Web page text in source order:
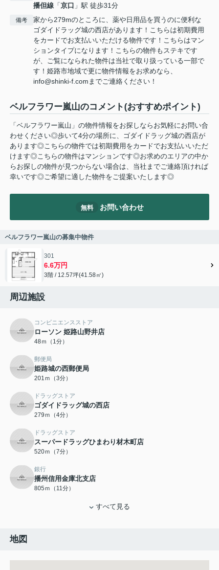
播但線 「京口 」駅 徒歩31分
備考
家から279mのところに、薬や日用品を買うのに便利な
ゴダイドラッグ城の西店があります！こちらは初期費用
をカードでお支払いいただける物件です！こちらはマン
ションタイプになります！こちらの物件もステキです
が、ご覧になられた物件は当社で取り扱っている一部で
す！姫路市地域で更に物件情報をお求めなら、
info@shinki-f.comまでご連絡ください！
ベルフラワー嵐山のコメント(おすすめポイント)
「ベルフラワー嵐山」の物件情報をお探しならお気軽にお問い合
わせください◎歩いて4分の場所に、ゴダイドラッグ城の西店が
あります◎こちらの物件では初期費用をカードでお支払いいただ
けます◎こちらの物件はマンションです◎お求めのエリアの中か
らお探しの物件が見つからない場合は、当社までご連絡頂ければ
幸いです◎ご希望に適した物件をご提案いたします◎
無料 お問い合わせ
ベルフラワー嵐山の募集中物件
301
6.6万円
3階 / 12.57坪(41.58㎡)
周辺施設
コンビニエンスストア
ローソン 姫路山野井店
48ｍ（1分）
郵便局
姫路城の西郵便局
201ｍ（3分）
ドラッグストア
ゴダイドラッグ城の西店
279ｍ（4分）
ドラッグストア
スーパードラッグひまわり材木町店
520ｍ（7分）
銀行
播州信用金庫北支店
805ｍ（11分）
すべて見る
地図